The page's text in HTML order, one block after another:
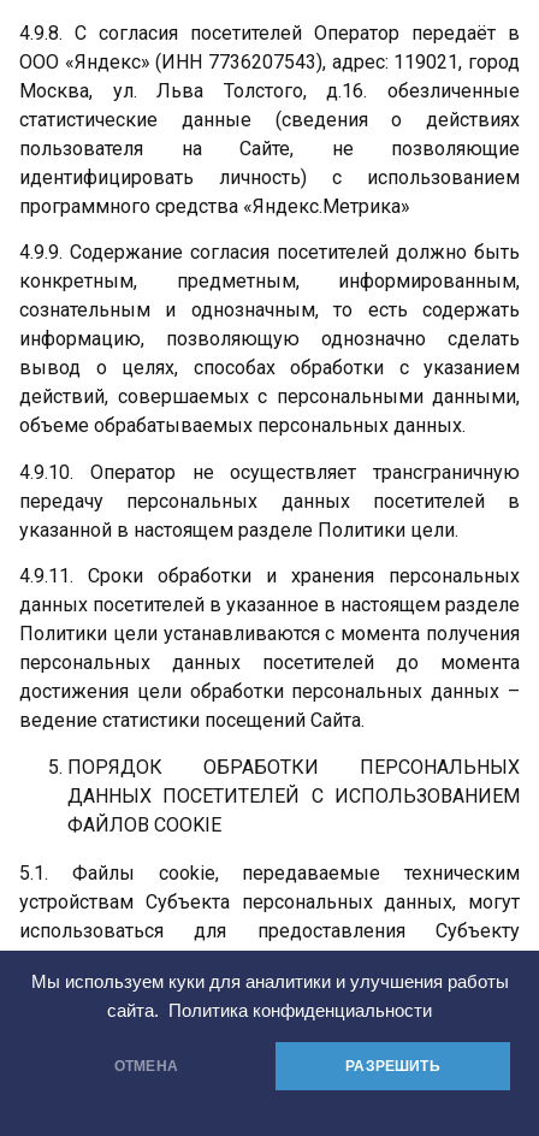
Мы используем куки для аналитики и улучшения работы
сайта.
Политика конфиденциальности
ОТМЕНА РАЗРЕШИТЬ
4.9.8. С согласия посетителей Оператор передаёт в
ООО «Яндекс» (ИНН 7736207543), адрес: 119021, город
Москва, ул. Льва Толстого, д.16. обезличенные
статистические данные (сведения о действиях
пользователя на Сайте, не позволяющие
идентифицировать личность) с использованием
программного средства «Яндекс.Метрика»
4.9.9. Содержание согласия посетителей должно быть
конкретным, предметным, информированным,
сознательным и однозначным, то есть содержать
информацию, позволяющую однозначно сделать
вывод о целях, способах обработки с указанием
действий, совершаемых с персональными данными,
объеме обрабатываемых персональных данных.
4.9.10. Оператор не осуществляет трансграничную
передачу персональных данных посетителей в
указанной в настоящем разделе Политики цели.
4.9.11. Сроки обработки и хранения персональных
данных посетителей в указанное в настоящем разделе
Политики цели устанавливаются с момента получения
персональных данных посетителей до момента
достижения цели обработки персональных данных –
ведение статистики посещений Сайта.
ПОРЯДОК ОБРАБОТКИ ПЕРСОНАЛЬНЫХ
ДАННЫХ ПОСЕТИТЕЛЕЙ С ИСПОЛЬЗОВАНИЕМ
ФАЙЛОВ COOKIE
5.1. Файлы cookie, передаваемые техническим
устройствам Субъекта персональных данных, могут
использоваться для предоставления Субъекту
Сайта, для персональной рекламы, которая
показывается
Субъекту персональных данных, в статистических и
исследовательских целях, а также для улучшения